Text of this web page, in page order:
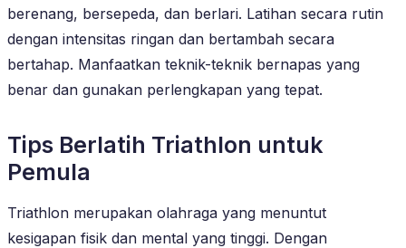
berenang, bersepeda, dan berlari. Latihan secara rutin
dengan intensitas ringan dan bertambah secara
bertahap. Manfaatkan teknik-teknik bernapas yang
benar dan gunakan perlengkapan yang tepat.
Tips Berlatih Triathlon untuk
Pemula
Triathlon merupakan olahraga yang menuntut
kesigapan fisik dan mental yang tinggi. Dengan